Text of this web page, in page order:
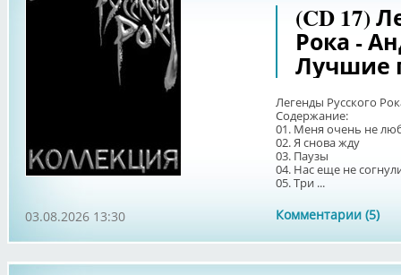
(CD 17)
Рока -
Лучшие
Легенды Русского
Содержание:
01. Меня очень не
02. Я снова жду
03. Паузы
04. Нас еще не
05. Три ...
Комментарии (5)
03.08.2026 13:30